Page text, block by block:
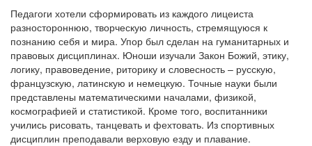
Педагоги хотели сформировать из каждого лицеиста
разностороннюю, творческую личность, стремящуюся к
познанию себя и мира. Упор был сделан на гуманитарных и
правовых дисциплинах. Юноши изучали Закон Божий, этику,
логику, правоведение, риторику и словесность – русскую,
французскую, латинскую и немецкую. Точные науки были
представлены математическими началами, физикой,
космографией и статистикой. Кроме того, воспитанники
учились рисовать, танцевать и фехтовать. Из спортивных
дисциплин преподавали верховую езду и плавание.